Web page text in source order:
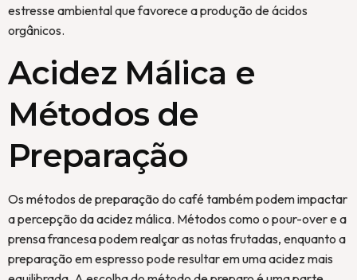
estresse ambiental que favorece a produção de ácidos
orgânicos.
Acidez Málica e
Métodos de
Preparação
Os métodos de preparação do café também podem impactar
a percepção da acidez málica. Métodos como o pour-over e a
prensa francesa podem realçar as notas frutadas, enquanto a
preparação em espresso pode resultar em uma acidez mais